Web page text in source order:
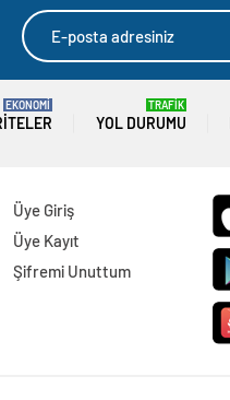
EKONOMİ
YOL DURUMU
TRAFİK
Üye Giriş
Üye Kayıt
Şifremi Unuttum